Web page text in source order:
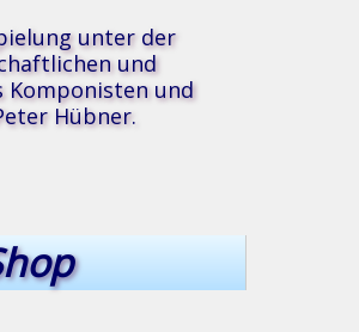
unter der
und
Komponisten und
Hübner.